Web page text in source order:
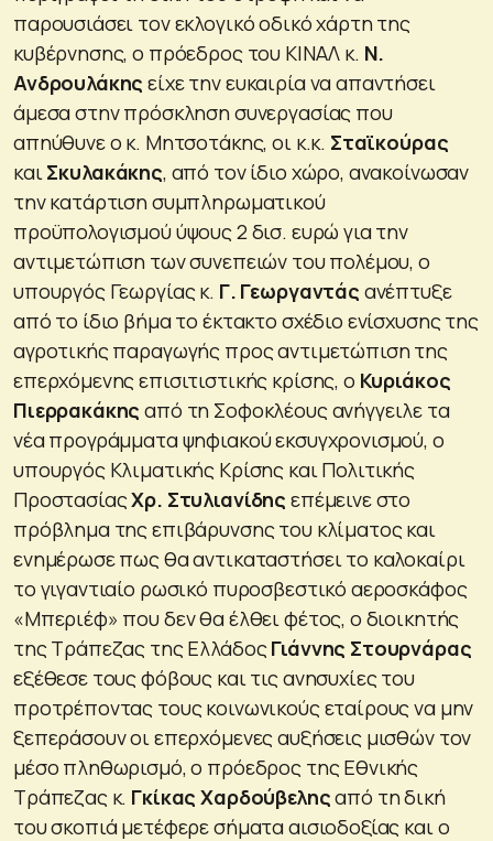
παρουσιάσει τον εκλογικό οδικό χάρτη της
κυβέρνησης, ο πρόεδρος του ΚΙΝΑΛ κ. Ν.
Ανδρουλάκηςείχε την ευκαιρία να απαντήσει
άμεσα στην πρόσκληση συνεργασίας που
απηύθυνε ο κ. Μητσοτάκης, οι κ.κ. Σταϊκούρας
και Σκυλακάκης, από τον ίδιο χώρο, ανακοίνωσαν
την κατάρτιση συμπληρωματικού
προϋπολογισμού ύψους 2 δισ. ευρώ για την
αντιμετώπιση των συνεπειών του πολέμου, ο
υπουργός Γεωργίας κ. Γ. Γεωργαντάς ανέπτυξε
από το ίδιο βήμα το έκτακτο σχέδιο ενίσχυσης της
αγροτικής παραγωγής προς αντιμετώπιση της
επερχόμενης επισιτιστικής κρίσης, ο Κυριάκος
Πιερρακάκηςαπό τη Σοφοκλέους ανήγγειλε τα
νέα προγράμματα ψηφιακού εκσυγχρονισμού, ο
υπουργός Κλιματικής Κρίσης και Πολιτικής
ΠροστασίαςΧρ. Στυλιανίδης επέμεινε στο
πρόβλημα της επιβάρυνσης του κλίματος και
ενημέρωσε πως θα αντικαταστήσει το καλοκαίρι
το γιγαντιαίο ρωσικό πυροσβεστικό αεροσκάφος
«Μπεριέφ» που δεν θα έλθει φέτος, ο διοικητής
της Τράπεζας της ΕλλάδοςΓιάννης Στουρνάρας
εξέθεσε τους φόβους και τις ανησυχίες του
προτρέποντας τους κοινωνικούς εταίρους να μην
ξεπεράσουν οι επερχόμενες αυξήσεις μισθών τον
μέσο πληθωρισμό, ο πρόεδρος της Εθνικής
Τράπεζας κ. Γκίκας Χαρδούβεληςαπό τη δική
του σκοπιά μετέφερε σήματα αισιοδοξίας και ο